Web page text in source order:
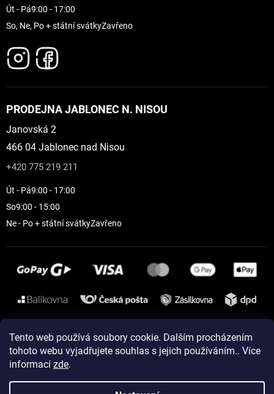
Tento web používá soubory cookie. Dalším procházením
tohoto webu vyjadřujete souhlas s jejich používáním.. Více
informací zde.
Út - Pá9:00 - 17:00
So, Ne, Po + státní svátkyZavřeno
PRODEJNA JABLONEC N. NISOU
Janovská 2
466 04 Jablonec nad Nisou
+420 775 219 211
Út - Pá9:00 - 17:00
So9:00 - 15:00
Ne - Po + státní svátkyZavřeno
Instagram
Vytvořil Shoptet